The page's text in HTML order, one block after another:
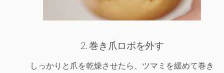
2. 巻き爪ロボを外す
しっかりと爪を乾燥させたら、ツマミを緩めて巻き